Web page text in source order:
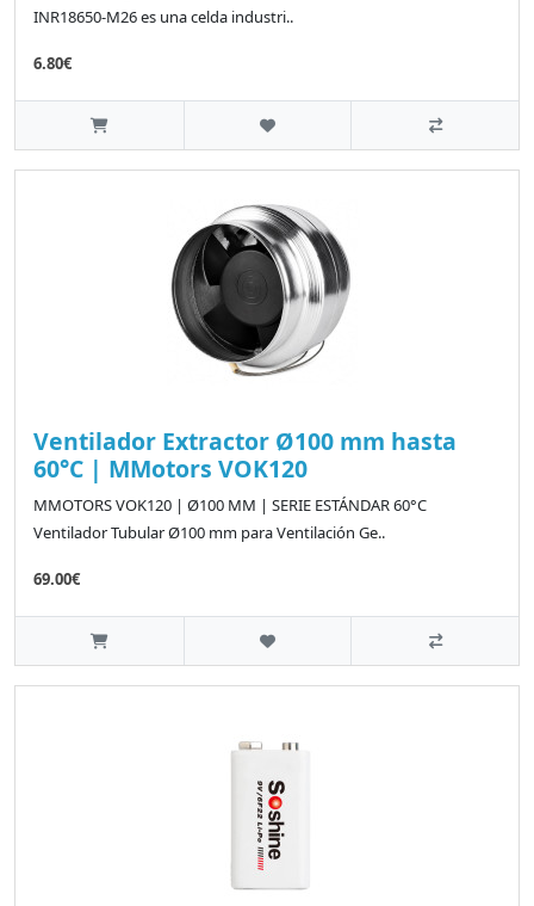
INR18650-M26 es una celda industri..
6.80€
Ventilador Extractor Ø100 mm hasta
60°C | MMotors VOK120
MMOTORS VOK120 | Ø100 MM | SERIE ESTÁNDAR 60°C
Ventilador Tubular Ø100 mm para Ventilación Ge..
69.00€